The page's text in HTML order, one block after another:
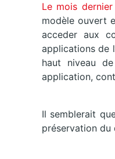
Le mois dernier
modèle ouvert
acceder aux
applications de
haut niveau
application,
Il semblerait
préservation